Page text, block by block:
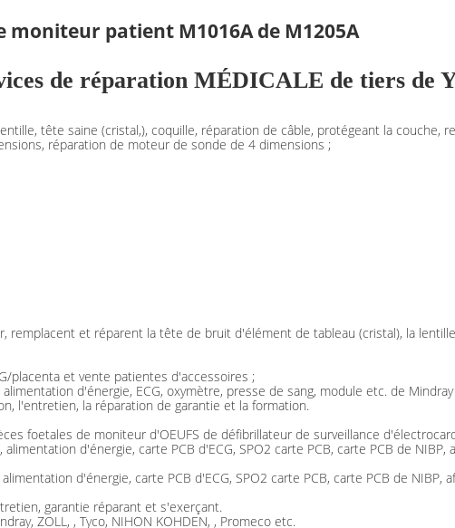
moniteur patient M1016A de M1205A
de réparation MÉDICALE de tiers de
tête saine (cristal,), coquille, réparation de câble, protégeant la couche,
réparation de moteur de sonde de 4 dimensions ;
remplacent et réparent la tête de bruit d'élément de tableau (cristal), la
placenta et vente patientes d'accessoires ;
d'énergie, ECG, oxymètre, presse de sang, module etc. de
l'entretien, la réparation de garantie et la formation.
foetales de moniteur d'OEUFS de défibrillateur de surveillance
d'énergie, carte PCB d'ECG, SPO2 carte PCB, carte PCB de
d'énergie, carte PCB d'ECG, SPO2 carte PCB, carte PCB de NIBP,
garantie réparant et s'exerçant.
ZOLL, , Tyco, NIHON KOHDEN, , Promeco etc.